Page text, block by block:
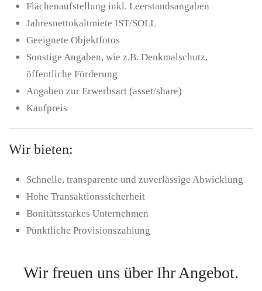
Flächenaufstellung inkl. Leerstandsangaben
Jahresnettokaltmiete IST/SOLL
Geeignete Objektfotos
Sonstige Angaben, wie z.B. Denkmalschutz,
öffentliche Förderung
Angaben zur Erwerbsart (asset/share)
Kaufpreis
Wir bieten:
Schnelle, transparente und zuverlässige Abwicklung
Hohe Transaktionssicherheit
Bonitätsstarkes Unternehmen
Pünktliche Provisionszahlung
Wir freuen uns über Ihr Angebot.